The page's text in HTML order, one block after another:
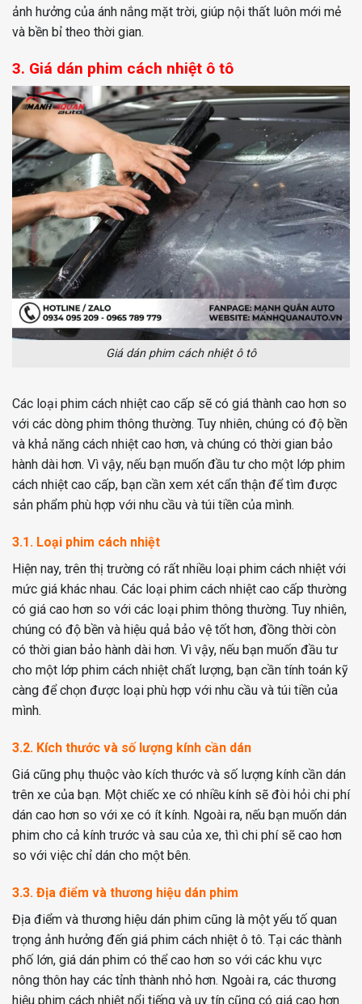
ảnh hưởng của ánh nắng mặt trời, giúp nội thất luôn mới mẻ
và bền bỉ theo thời gian.
3. Giá dán phim cách nhiệt ô tô
Giá dán phim cách nhiệt ô tô
Các loại phim cách nhiệt cao cấp sẽ có giá thành cao hơn so
với các dòng phim thông thường. Tuy nhiên, chúng có độ bền
và khả năng cách nhiệt cao hơn, và chúng có thời gian bảo
hành dài hơn. Vì vậy, nếu bạn muốn đầu tư cho một lớp phim
cách nhiệt cao cấp, bạn cần xem xét cẩn thận để tìm được
sản phẩm phù hợp với nhu cầu và túi tiền của mình.
3.1. Loại phim cách nhiệt
Hiện nay, trên thị trường có rất nhiều loại phim cách nhiệt với
mức giá khác nhau. Các loại phim cách nhiệt cao cấp thường
có giá cao hơn so với các loại phim thông thường. Tuy nhiên,
chúng có độ bền và hiệu quả bảo vệ tốt hơn, đồng thời còn
có thời gian bảo hành dài hơn. Vì vậy, nếu bạn muốn đầu tư
cho một lớp phim cách nhiệt chất lượng, bạn cần tính toán kỹ
càng để chọn được loại phù hợp với nhu cầu và túi tiền của
mình.
3.2. Kích thước và số lượng kính cần dán
Giá cũng phụ thuộc vào kích thước và số lượng kính cần dán
trên xe của bạn. Một chiếc xe có nhiều kính sẽ đòi hỏi chi phí
dán cao hơn so với xe có ít kính. Ngoài ra, nếu bạn muốn dán
phim cho cả kính trước và sau của xe, thì chi phí sẽ cao hơn
so với việc chỉ dán cho một bên.
3.3. Địa điểm và thương hiệu dán phim
Địa điểm và thương hiệu dán phim cũng là một yếu tố quan
trọng ảnh hưởng đến giá phim cách nhiệt ô tô. Tại các thành
phố lớn, giá dán phim có thể cao hơn so với các khu vực
nông thôn hay các tỉnh thành nhỏ hơn. Ngoài ra, các thương
hiệu phim cách nhiệt nổi tiếng và uy tín cũng có giá cao hơn